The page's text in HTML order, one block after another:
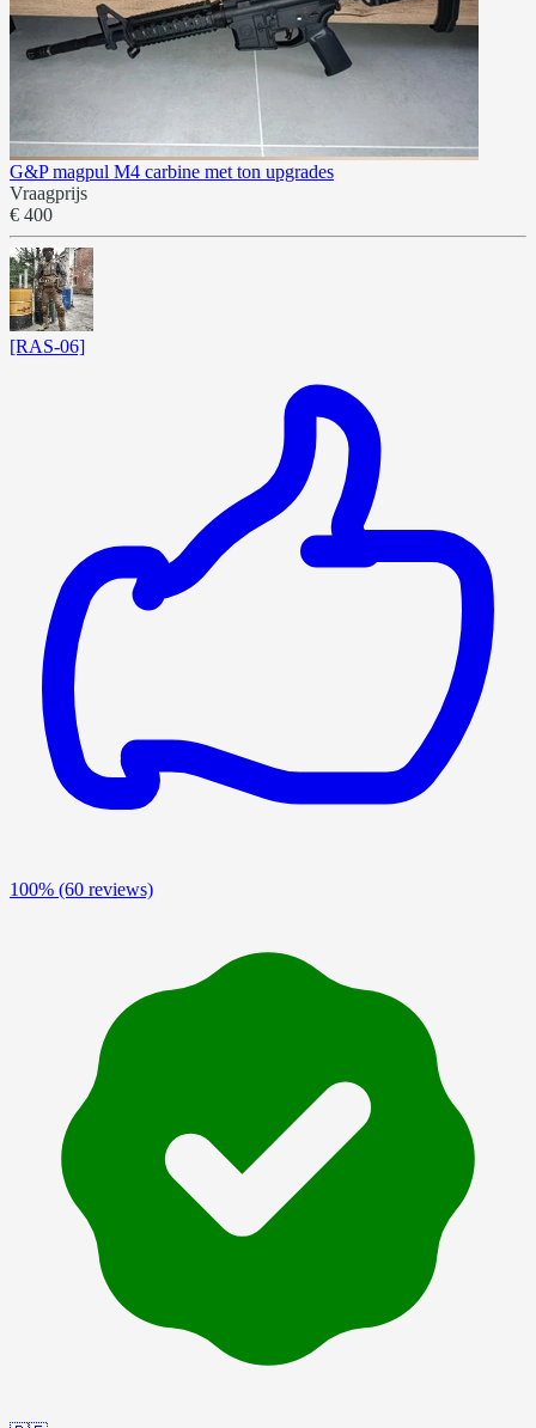
G&P magpul M4 carbine met ton upgrades
Vraagprijs
€ 400
[RAS-06]
100% (60 reviews)